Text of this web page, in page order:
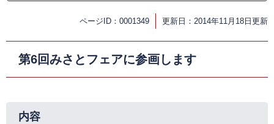
ページID：0001349 更新日：2014年11月18日更新
第6回みさとフェアに参画します
内容